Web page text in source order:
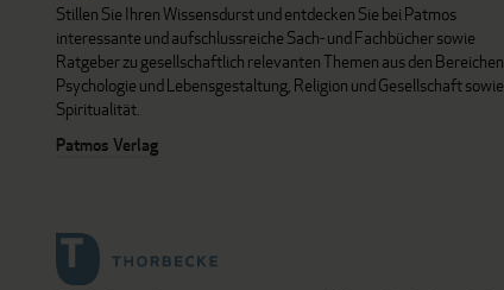
Stillen Sie Ihren Wissensdurst und entdecken Sie bei Patmos
interessante und aufschlussreiche Sach- und Fachbücher sowie
Ratgeber zu gesellschaftlich relevanten Themen aus den Bereichen
Psychologie und Lebensgestaltung, Religion und Gesellschaft sowie
Spiritualität.
Patmos Verlag